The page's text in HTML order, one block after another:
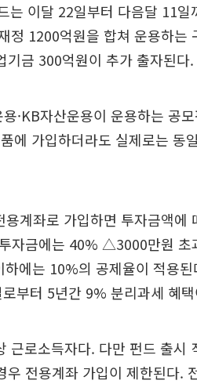
는 이달 22일부터 다음달 11일
정 1200억원을 합쳐 운용하는
기금 300억원이 추가 출자된다.
·KB자산운용이 운용하는 공
에 가입하더라도 실제로는 동
계좌로 가입하면 투자금액에
자금에는 40% △3000만원 초
에는 10%의 공제율이 적용된
부터 5년간 9% 분리과세 혜
근로소득자다. 다만 펀드 출시
전용계좌 가입이 제한된다.